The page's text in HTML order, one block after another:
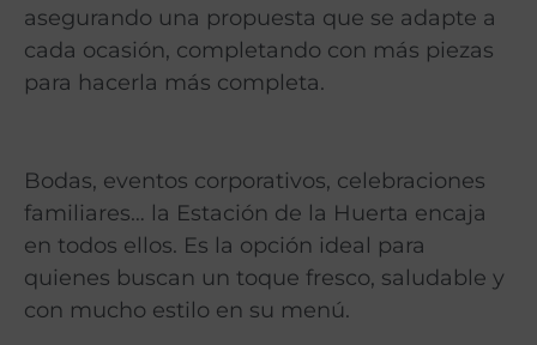
asegurando una propuesta que se adapte a
cada ocasión, completando con más piezas
para hacerla más completa.
Bodas, eventos corporativos, celebraciones
familiares… la Estación de la Huerta encaja
en todos ellos. Es la opción ideal para
quienes buscan un toque fresco, saludable y
con mucho estilo en su menú.